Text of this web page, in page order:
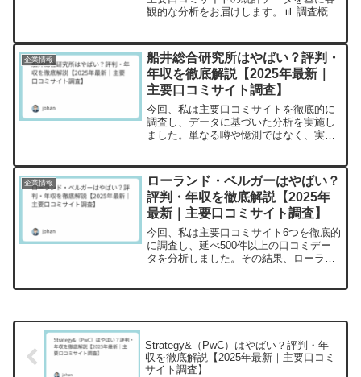
観的な分析をお届けします。📊 調査概要
議、Indeed、Googleマップ）総口コミ
件...
企業情報
船井総合研究所はやばい？評判・
年収を徹底解説【2025年最新｜
主要口コミサイト調査】
今回、私は主要口コミサイトを徹底的に
調査し、データに基づいた分析を実施し
ました。単なる噂や憶測ではなく、実際
の実態を明らかにしていきます。【調査
概要】 調査サイト数：6...
企業情報
ローランド・ベルガーはやばい？
評判・年収を徹底解説【2025年
最新｜主要口コミサイト調査】
今回、私は主要口コミサイト6つを徹底的
に調査し、延べ500件以上の口コミデー
タを分析しました。その結果、ローラン
Strategy&（PwC）はやばい？評判・年
収を徹底解説【2025年最新｜主要口コミ
サイト調査】